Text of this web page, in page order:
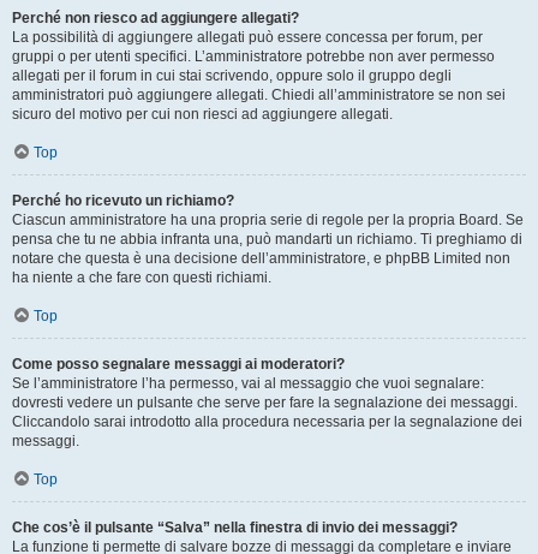
Perché non riesco ad aggiungere allegati?
La possibilità di aggiungere allegati può essere concessa per forum, per
gruppi o per utenti specifici. L’amministratore potrebbe non aver permesso
allegati per il forum in cui stai scrivendo, oppure solo il gruppo degli
amministratori può aggiungere allegati. Chiedi all’amministratore se non sei
sicuro del motivo per cui non riesci ad aggiungere allegati.
Top
Perché ho ricevuto un richiamo?
Ciascun amministratore ha una propria serie di regole per la propria Board. Se
pensa che tu ne abbia infranta una, può mandarti un richiamo. Ti preghiamo di
notare che questa è una decisione dell’amministratore, e phpBB Limited non
ha niente a che fare con questi richiami.
Top
Come posso segnalare messaggi ai moderatori?
Se l’amministratore l’ha permesso, vai al messaggio che vuoi segnalare:
dovresti vedere un pulsante che serve per fare la segnalazione dei messaggi.
Cliccandolo sarai introdotto alla procedura necessaria per la segnalazione dei
messaggi.
Top
Che cos’è il pulsante “Salva” nella finestra di invio dei messaggi?
La funzione ti permette di salvare bozze di messaggi da completare e inviare